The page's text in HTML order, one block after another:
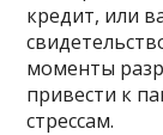
кредит, или
моменты
привести к
стрессам.